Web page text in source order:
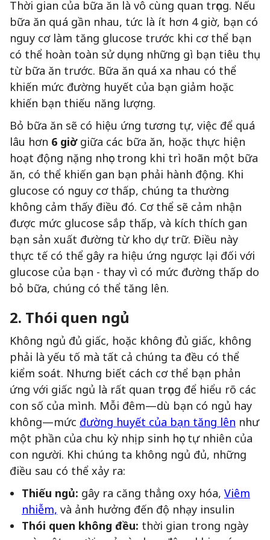
Thời gian của bữa ăn là vô cùng quan trọng. Nếu
bữa ăn quá gần nhau, tức là ít hơn 4 giờ, bạn có
nguy cơ làm tăng glucose trước khi cơ thể bạn
có thể hoàn toàn sử dụng những gì bạn tiêu thụ
từ bữa ăn trước. Bữa ăn quá xa nhau có thể
khiến mức đường huyết của bạn giảm hoặc
khiến bạn thiếu năng lượng.
Bỏ bữa ăn sẽ có hiệu ứng tương tự, việc để quá
lâu hơn 6 giờgiữa các bữa ăn, hoặc thực hiện
hoạt động nặng nhọc trong khi trì hoãn một bữa
ăn, có thể khiến gan bạn phải hành động. Khi
glucose có nguy cơ thấp, chúng ta thường
không cảm thấy điều đó. Cơ thể sẽ cảm nhận
được mức glucose sắp thấp, và kích thích gan
bạn sản xuất đường từ kho dự trữ. Điều này
thực tế có thể gây ra hiệu ứng ngược lại đối với
glucose của bạn - thay vì có mức đường thấp do
bỏ bữa, chúng có thể tăng lên.
2. Thói quen ngủ
Không ngủ đủ giấc, hoặc không đủ giấc, không
phải là yếu tố mà tất cả chúng ta đều có thể
kiểm soát. Nhưng biết cách cơ thể bạn phản
ứng với giấc ngủ là rất quan trọng để hiểu rõ các
con số của mình. Mỗi đêm—dù bạn có ngủ hay
không—mức đường huyết của bạn tăng lên như
một phần của chu kỳ nhịp sinh học tự nhiên của
con người. Khi chúng ta không ngủ đủ, những
điều sau có thể xảy ra:
Thiếu ngủ: gây ra căng thẳng oxy hóa, Viêm
nhiễm, và ảnh hưởng đến độ nhạy insulin
Thói quen không đều: thời gian trong ngày